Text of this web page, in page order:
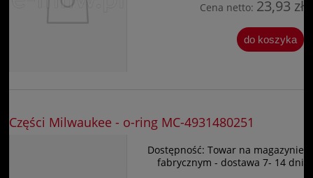
Cena netto: 23,93 zł
do koszyka
Części Milwaukee - o-ring MC-4931480251
Dostępność: Towar na magazynie
fabrycznym - dostawa 7- 14 dni